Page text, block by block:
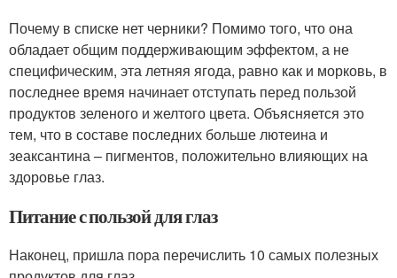
Почему в списке нет черники? Помимо того, что она
обладает общим поддерживающим эффектом, а не
специфическим, эта летняя ягода, равно как и морковь, в
последнее время начинает отступать перед пользой
продуктов зеленого и желтого цвета. Объясняется это
тем, что в составе последних больше лютеина и
зеаксантина – пигментов, положительно влияющих на
здоровье глаз.
Питание с пользой для глаз
Наконец, пришла пора перечислить 10 самых полезных